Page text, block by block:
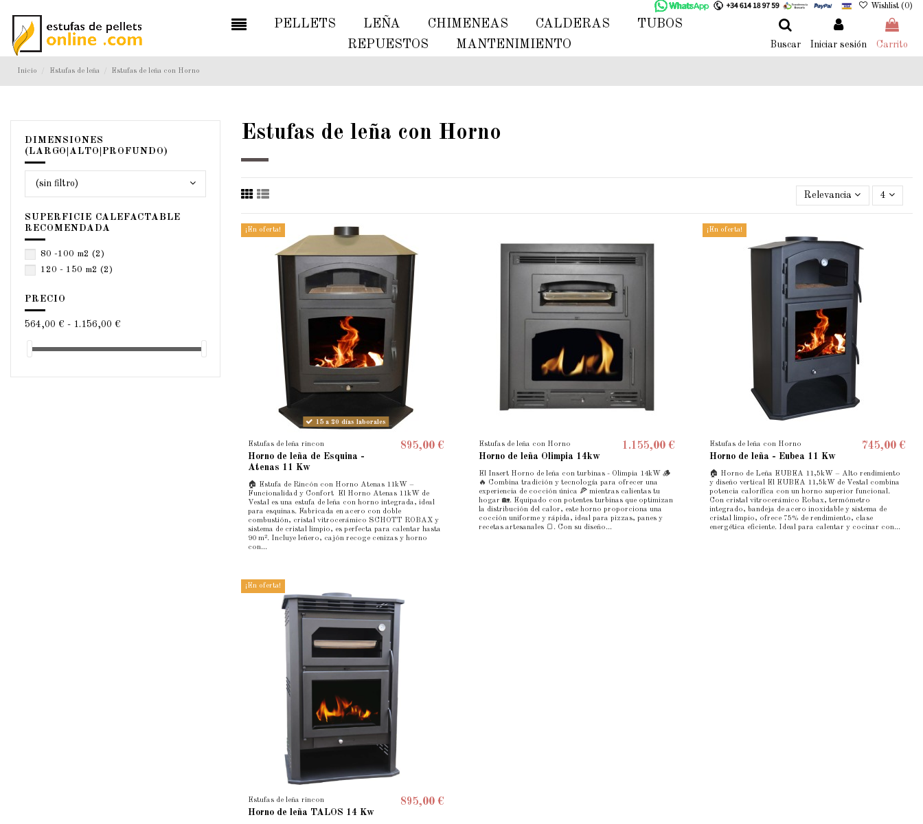
Wishlist (0)
PELLETS LEÑA CHIMENEAS CALDERAS
TUBOS
REPUESTOS
MANTENIMIENTO Buscar Iniciar sesión Carrito
Inicio Estufas de leña Estufas de leña con Horno
Estufas de leña con Horno
Relevancia 4
¡En oferta!
15 a 20 días laborales
Estufas de leña rincon
Horno de leña de Esquina -
Atenas 11 Kw
895,00 €
🏠 Estufa de Rincón con Horno Atenas 11kW –
Funcionalidad y Confort El Horno Atenas 11kW de
Vestal es una estufa de leña con horno integrada, ideal
para esquinas. Fabricada en acero con doble
combustión, cristal vitrocerámico SCHOTT ROBAX y
sistema de cristal limpio, es perfecta para calentar hasta
90 m². Incluye leñero, cajón recoge cenizas y horno
con...
Estufas de leña con Horno
Horno de leña Olimpia 14kw
1.155,00 €
El Insert Horno de leña con turbinas - Olimpia 14kW 🪵
🔥 Combina tradición y tecnología para ofrecer una
experiencia de cocción única 🍕 mientras calientas tu
hogar 🏡. Equipado con potentes turbinas que optimizan
la distribución del calor, este horno proporciona una
cocción uniforme y rápida, ideal para pizzas, panes y
recetas artesanales 🍞. Con su diseño...
¡En oferta!
Estufas de leña con Horno
Horno de leña - Eubea 11 Kw
745,00 €
🏠 Horno de Leña EUBEA 11,5kW – Alto rendimiento
y diseño vertical El EUBEA 11,5kW de Vestal combina
potencia calorífica con un horno superior funcional.
Con cristal vitrocerámico Robax, termómetro
integrado, bandeja de acero inoxidable y sistema de
cristal limpio, ofrece 75% de rendimiento, clase
energética eficiente. Ideal para calentar y cocinar con...
¡En oferta!
Estufas de leña rincon
Horno de leña TALOS 14 Kw
895,00 €
DIMENSIONES
(LARGO|ALTO|PROFUNDO)
(sin filtro)
SUPERFICIE CALEFACTABLE
RECOMENDADA
80 -100 m2 (2)
120 - 150 m2 (2)
PRECIO
564,00 € - 1.156,00 €